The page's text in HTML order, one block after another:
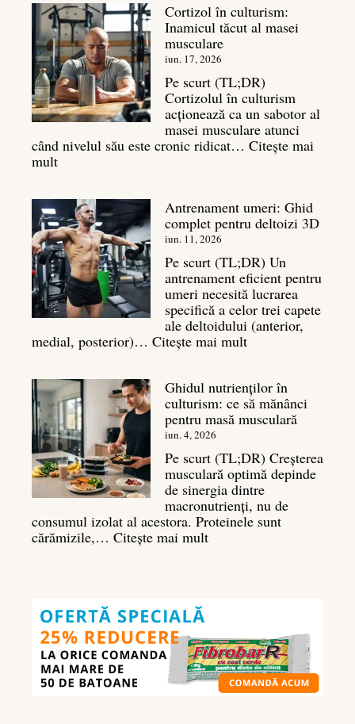
Top
7
mișcări
pentru
un
spate
masiv
Cortizol în culturism:
Inamicul tăcut al masei
musculare
iun. 17, 2026
Pe scurt (TL;DR)
Cortizolul în culturism
acționează ca un sabotor al
masei musculare atunci
când nivelul său este cronic ridicat… Citește mai
mult:
culturism:
Inamicul
tăcut
al
masei
musculare
Antrenament umeri: Ghid
complet pentru deltoizi 3D
iun. 11, 2026
Pe scurt (TL;DR) Un
antrenament eficient pentru
umeri necesită lucrarea
specifică a celor trei capete
ale deltoidului (anterior,
medial, posterior)… Citește mai mult:
Ghid
complet
pentru
3D
Ghidul nutrienților în
culturism: ce să mănânci
pentru masă musculară
iun. 4, 2026
Pe scurt (TL;DR) Creșterea
musculară optimă depinde
de sinergia dintre
macronutrienți, nu de
consumul izolat al acestora. Proteinele sunt
cărămizile,… Citește mai mult:
mănânci
pentru
masă
musculară